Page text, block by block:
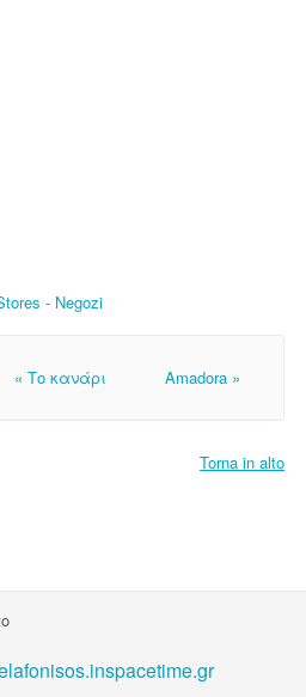
- Νegozi
« Το κανάρι Amadora »
Torna in alto